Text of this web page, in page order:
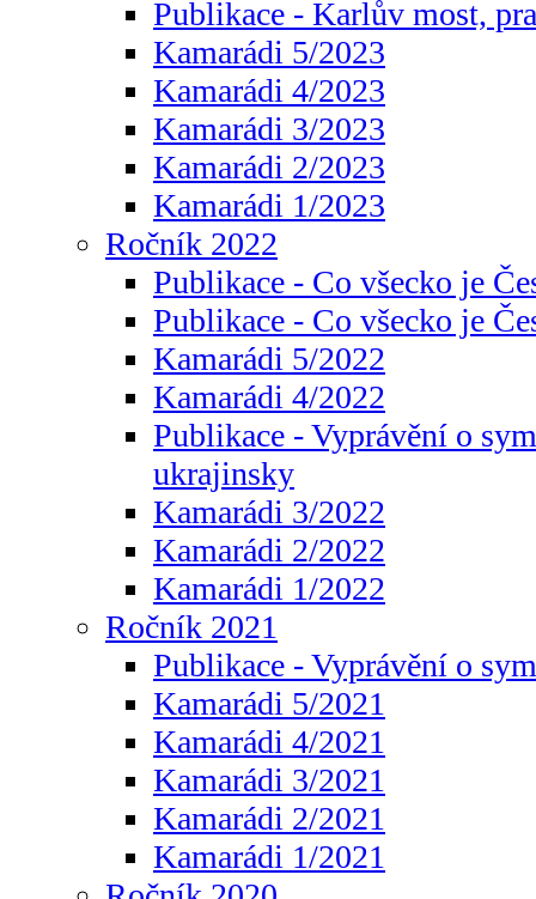
Publikace - Karlův most,
Kamarádi 5/2023
Kamarádi 4/2023
Kamarádi 3/2023
Kamarádi 2/2023
Kamarádi 1/2023
Ročník 2022
Publikace - Co všecko je
Publikace - Co všecko je
Kamarádi 5/2022
Kamarádi 4/2022
Publikace - Vyprávění o
ukrajinsky
Kamarádi 3/2022
Kamarádi 2/2022
Kamarádi 1/2022
Ročník 2021
Publikace - Vyprávění o
Kamarádi 5/2021
Kamarádi 4/2021
Kamarádi 3/2021
Kamarádi 2/2021
Kamarádi 1/2021